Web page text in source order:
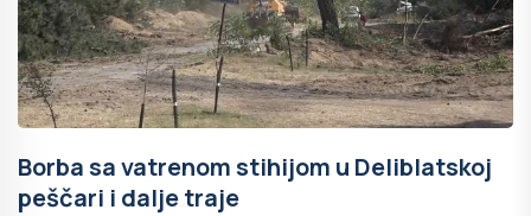
Borba sa vatrenom stihijom u Deliblatskoj
peščari i dalje traje